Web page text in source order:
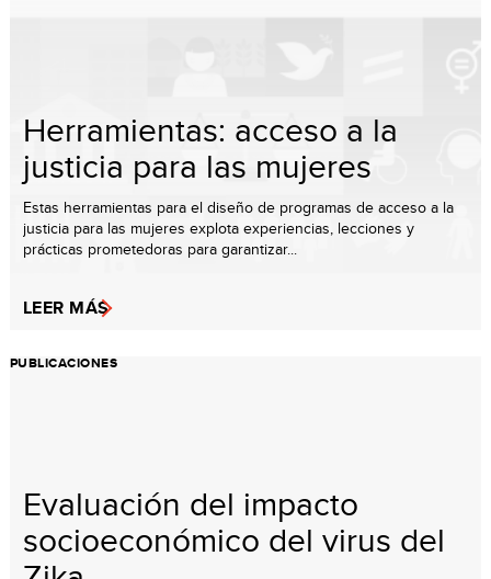
Herramientas: acceso a la
justicia para las mujeres
Estas herramientas para el diseño de programas de acceso a la
justicia para las mujeres explota experiencias, lecciones y
prácticas prometedoras para garantizar...
LEER MÁS
PUBLICACIONES
Evaluación del impacto
socioeconómico del virus del